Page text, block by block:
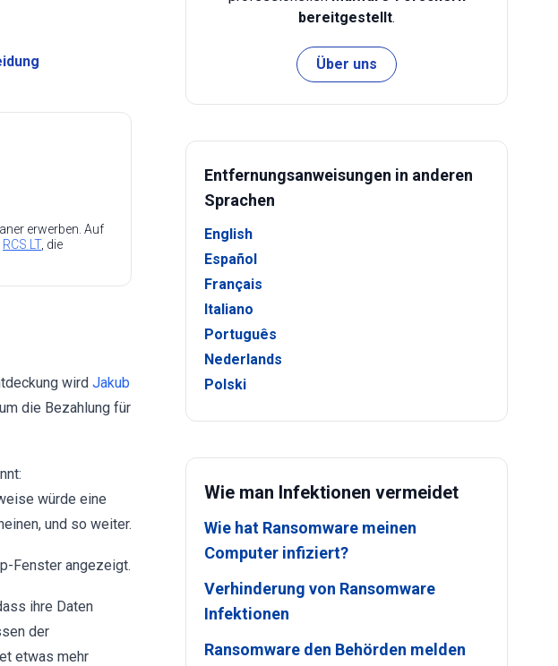
erwerben. Auf
RCS LT, die
wird Jakub
die Bezahlung für
würde eine
und so weiter.
Fenster angezeigt.
ihre Daten
der
etwas mehr
bereitgestellt.
Über uns
Entfernungsanweisungen in anderen
Sprachen
English
Español
Français
Italiano
Português
Nederlands
Polski
Wie man Infektionen vermeidet
Wie hat Ransomware meinen
Computer infiziert?
Verhinderung von Ransomware
Infektionen
Ransomware den Behörden melden